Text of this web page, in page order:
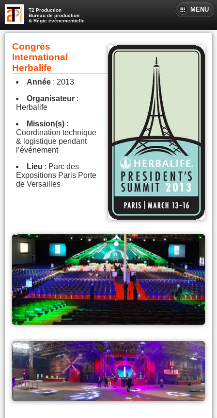
T2 Production
Bureau de production
& Régie évènementielle
MENU
Congrès
International
Herbalife
Année : 2013
Organisateur :
Herbalife
Mission(s) :
Coordination technique
& logistique pendant
l’événement
Lieu : Parc des
Expositions Paris Porte
de Versailles